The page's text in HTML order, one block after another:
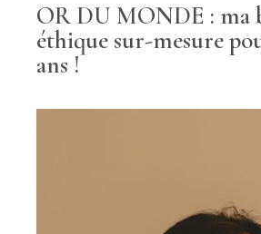
OR DU MONDE : ma
éthique sur-mesure
ans !